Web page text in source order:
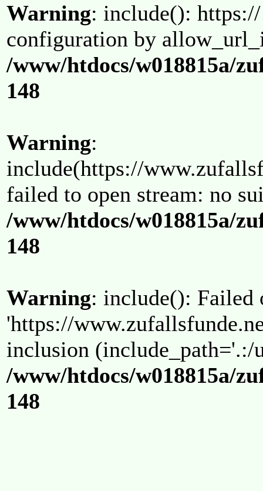
Warning: include():
configuration by
/www/htdocs/w018815a/
148
Warning:
include(https://
failed to open stream: no
/www/htdocs/w018815a/
148
Warning: include(): Failed
'https://
inclusion (include_path='.:/
/www/htdocs/w018815a/
148